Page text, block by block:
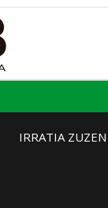
IRRATIA